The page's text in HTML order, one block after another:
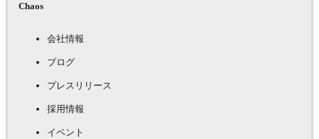
Chaos
会社情報
ブログ
プレスリリース
採用情報
イベント